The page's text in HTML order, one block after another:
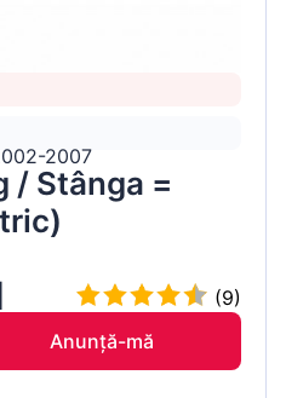
2007
/ Stânga =
(9)
Anunță-mă